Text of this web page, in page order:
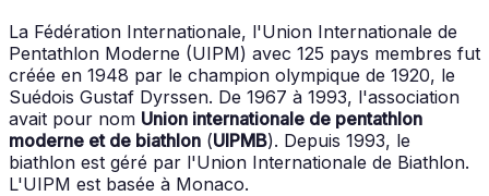
La Fédération Internationale, l'Union Internationale de
Pentathlon Moderne (UIPM) avec 125 pays membres fut
créée en 1948 par le champion olympique de 1920, le
Suédois Gustaf Dyrssen. De 1967 à 1993, l'association
avait pour nom Union internationale de pentathlon
moderne et de biathlon (UIPMB). Depuis 1993, le
biathlon est géré par l'Union Internationale de Biathlon.
L'UIPM est basée à Monaco.